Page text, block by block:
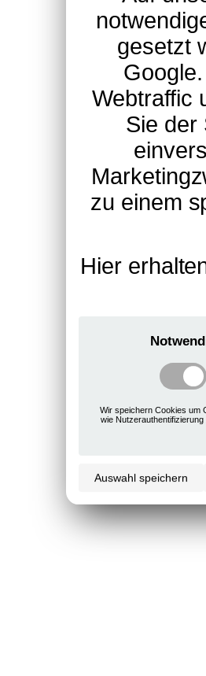
gesetzt
Webtraffic
Sie der
zu einem
Hier
Wir speichern Cookies um
wie Nutzerauthentifizierung
Auswahl speichern